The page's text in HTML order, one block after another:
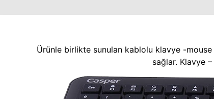
Ürünle birlikte sunulan kablolu klavye -mouse
sağlar. Klavye